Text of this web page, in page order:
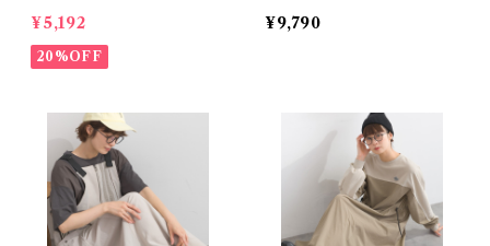
ート / Silket Twill Trac
k Jumper Skirt
¥5,192
20%OFF
替裏毛ジャンパースカート
/ Denim-Look Panel Sw
¥9,790